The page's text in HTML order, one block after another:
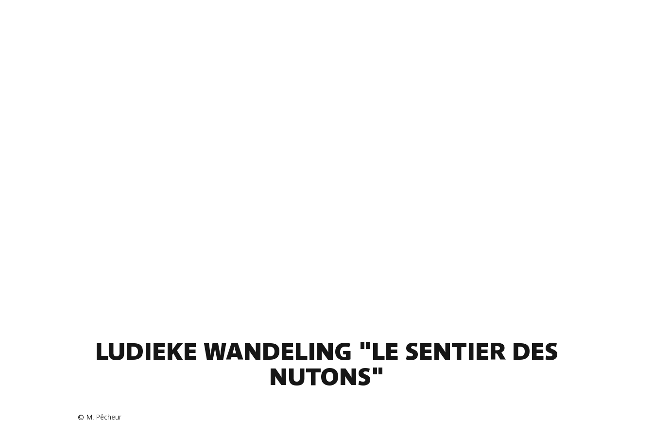
LUDIEKE WANDELING "LE SENTIER DES
NUTONS"
© M. Pêcheur